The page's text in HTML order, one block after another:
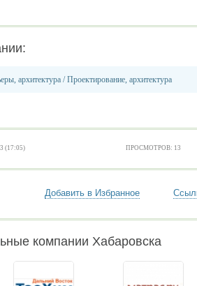
архитектура /Проектирование, архитектура
(17:05) ПРОСМОТРОВ: 13
Добавить в Избранное
компании Хабаровска